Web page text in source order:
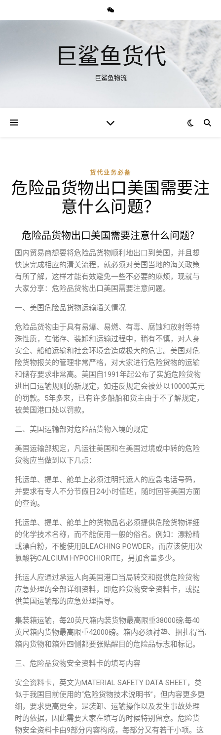
巨鲨鱼货代
巨鲨鱼物流
货代业务必备
危险品货物出口美国需要注
意什么问题？
危险品货物出口美国需要注意什么问题？
国内贸易商想要将危险品货物顺利地出口到美国，并且想
快速完成相应的清关流程，就必须对美国当地的海关政策
有所了解，这样才能有效避免一些不必要的麻烦，现就与
大家分享：危险品货物出口美国需要注意问题。
一、美国危险品货物运输通关情况
危险品货物由于具有易爆、易燃、有毒、腐蚀和放射等特
殊性质，在储存、装卸和运输过程中，稍有不慎，对人身
安全、船舶运输和社会环境会造成极大的危害。美国对危
险货物报关的管理非常严格，对大家进行危险货物的运输
和储存要求非常高。美国自1991年起公布了实施危险货物
进出口运输规则的新规定，如违反规定会被处以10000美元
的罚款。5年多来，已有许多船舶和货主由于不了解规定，
被美国港口处以罚款。
二、美国运输部对危险品货物入境的规定
美国运输部规定，凡运往美国和在美国过境或中转的危险
货物应当做到以下几点：
托运单、提单、舱单上必须注明托运人的应急电话号码，
并要求有专人不分节假日24小时值班，随时回答美国方面
的查询。
托运单、提单、舱单上的货物品名必须提供危险货物详细
的化学技术名称，而不能使用一般的俗名。例如：漂粉精
或漂白粉，不能使用BLEACHING POWDER，而应该使用次
氯酸钙CALCIUM HYPOCHIORITE，另加含量多少。
托运人应通过承运人向美国港口当局转交和提供危险货物
应急处理的全部详细资料，即危险货物安全资料卡，或提
供美国运输部的应急处理指导。
集装箱运输，每20英尺箱内装货物最高限重38000磅;每40
英尺箱内货物最高限重42000磅。箱内必须衬垫、捆扎得当;
箱内货物和箱外四侧都要张贴醒目的危险品标志和标记。
三、危险品货物安全资料卡的填写内容
安全资料卡，英文为MATERIAL SAFETY DATA SHEET，类
似于我国目前使用的“危险货物技术说明书”，但内容更多更
细，要求更高更全，是装卸、运输操作以及发生事故处理
时的依据，因此需要大家在填写的时候特别留意。危险货
物安全资料卡由9部分内容构成，每部分又有若干小项。这